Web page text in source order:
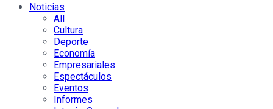
Noticias
All
Cultura
Deporte
Economía
Empresariales
Espectáculos
Eventos
Informes